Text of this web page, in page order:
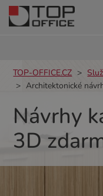
TOP-OFFICE.CZ
Architektonické
Návrhy
3D